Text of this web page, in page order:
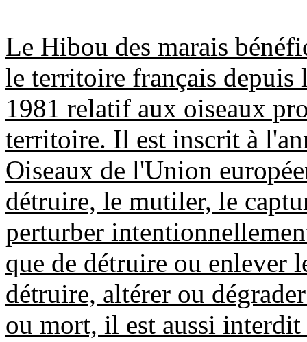
Le Hibou des marais
le territoire français
1981 relatif aux oiseaux
territoire. Il est inscrit à
Oiseaux de l'Union
détruire, le mutiler, le
perturber
que de détruire ou enlever
détruire, altérer ou
ou mort, il est aussi